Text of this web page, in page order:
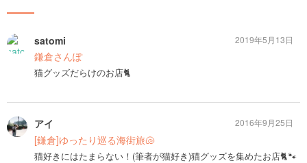
satomi
鎌倉さんぽ
猫グッズだらけのお店🐈
2019年5月13日
アイ
[鎌倉]ゆったり巡る海街旅🐚
猫好きにはたまらない！(筆者が猫好き)猫グッズを集めたお店🐈🐾
2016年9月25日